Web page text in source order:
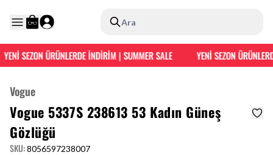
Ara
SEZON ÜRÜNLERDE İNDİRİM | SUMMER SALE YENİ SEZON
Vogue
Vogue 5337S 238613 53 Kadın Güneş
Gözlüğü
SKU:8056597238007